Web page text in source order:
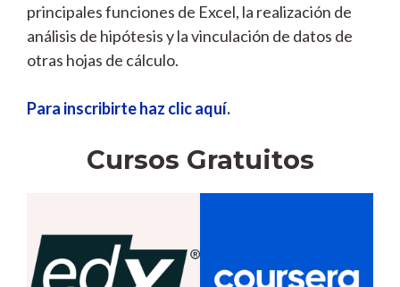
principales funciones de Excel, la realización de
análisis de hipótesis y la vinculación de datos de
otras hojas de cálculo.
Para inscribirte haz clic aquí.
Cursos Gratuitos